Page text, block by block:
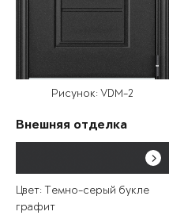
Рисунок: VDM-2
Внешняя отделка
Цвет: Темно-серый букле
графит